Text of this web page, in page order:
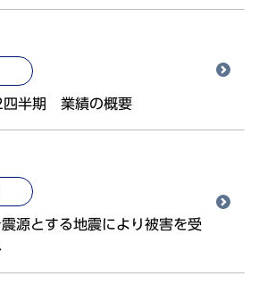
半期 業績の概要
源とする地震により被害を受